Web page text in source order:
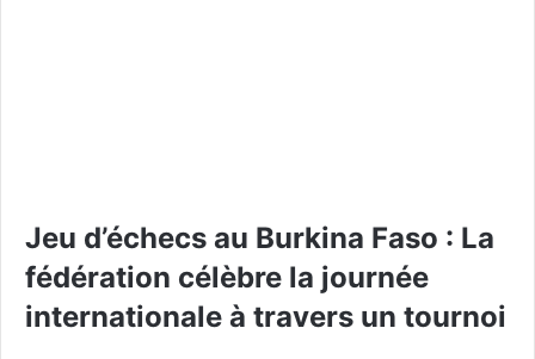
Jeu d’échecs au Burkina Faso : La
fédération célèbre la journée
internationale à travers un tournoi